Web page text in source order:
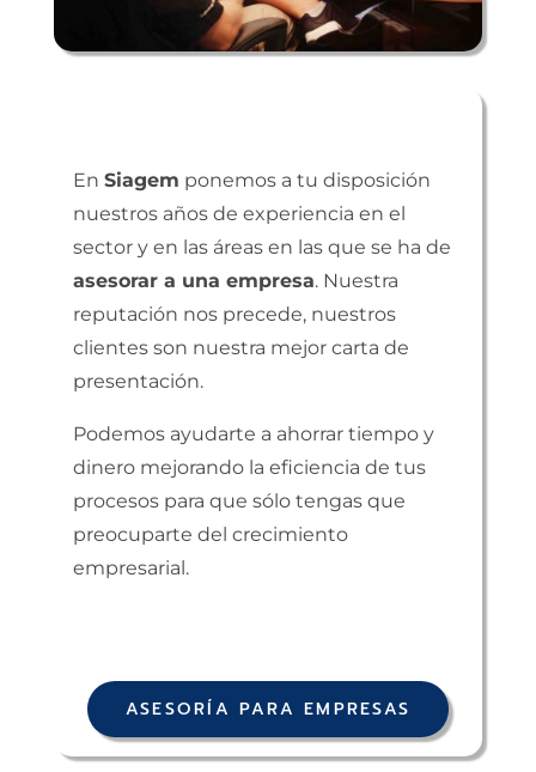
En Siagem ponemos a tu disposición
nuestros años de experiencia en el
sector y en las áreas en las que se ha de
asesorar a una empresa. Nuestra
reputación nos precede, nuestros
clientes son nuestra mejor carta de
presentación.
Podemos ayudarte a ahorrar tiempo y
dinero mejorando la eficiencia de tus
procesos para que sólo tengas que
preocuparte del crecimiento
empresarial.
ASESORÍA PARA EMPRESAS